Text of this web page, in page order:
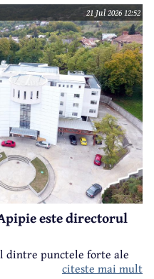
21 Jul 2026 12:52
este directorul
dintre punctele forte ale
citeste mai mult